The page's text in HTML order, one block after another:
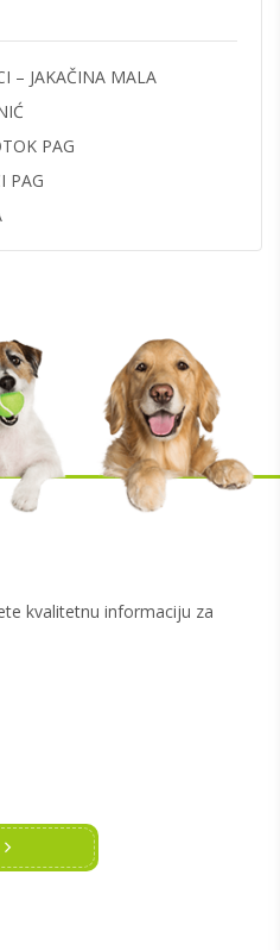
– JAKAČINA MALA
PAG
PAG
kvalitetnu informaciju za